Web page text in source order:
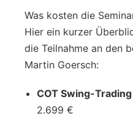
Was kosten die
Hier ein kurzer
die Teilnahme an den
Martin Goersch:
COT Swing-
2.699 €